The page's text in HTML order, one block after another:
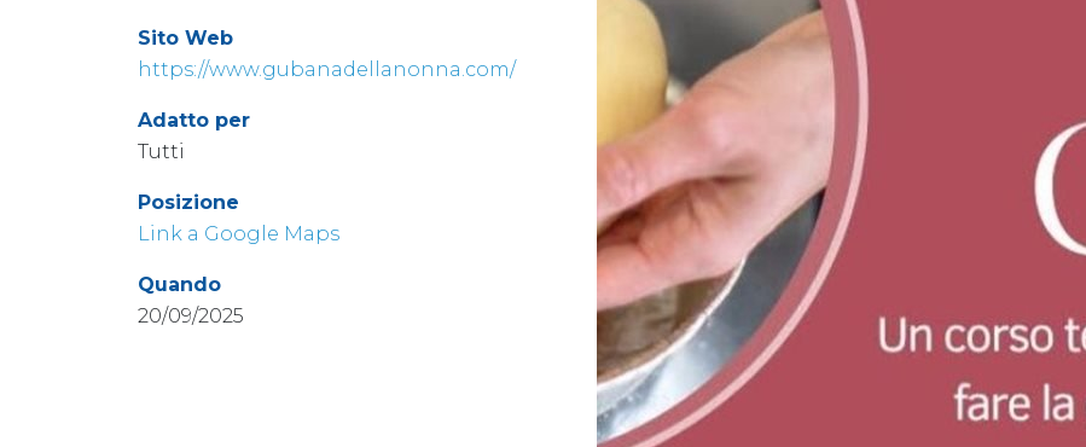
Sito Web
https://www.gubanadellanonna.com/
Adatto per
Tutti
Posizione
Link a Google Maps
Quando
20/09/2025